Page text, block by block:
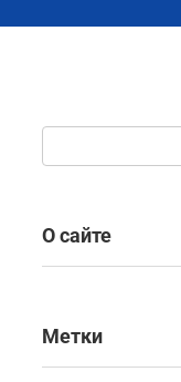
О сайте
Метки